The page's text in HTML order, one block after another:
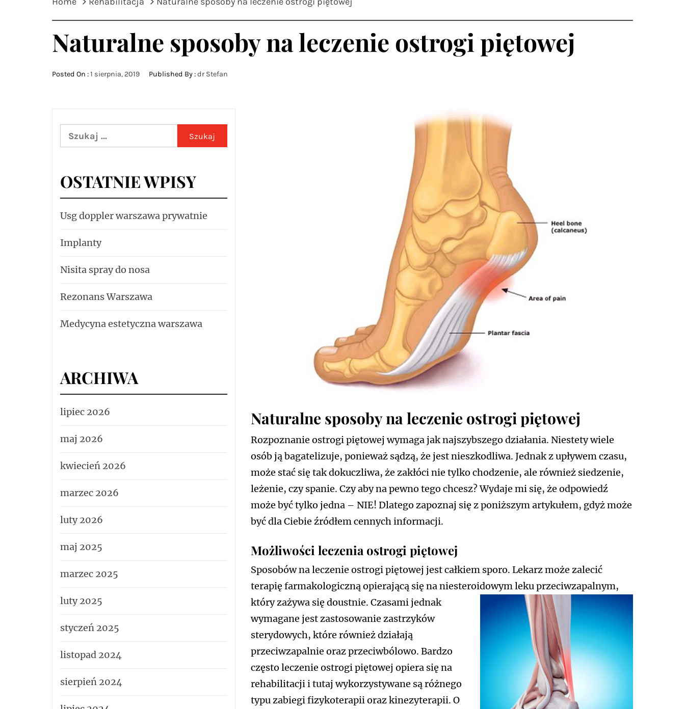
Naturalne sposoby na leczenie ostrogi piętowej
Posted On :1 sierpnia, 2019 Published By :dr Stefan
Naturalne sposoby na leczenie ostrogi piętowej
Rozpoznanie ostrogi piętowej wymaga jak najszybszego działania. Niestety wiele
osób ją bagatelizuje, ponieważ sądzą, że jest nieszkodliwa. Jednak z upływem czasu,
może stać się tak dokuczliwa, że zakłóci nie tylko chodzenie, ale również siedzenie,
leżenie, czy spanie. Czy aby na pewno tego chcesz? Wydaje mi się, że odpowiedź
może być tylko jedna – NIE! Dlatego zapoznaj się z poniższym artykułem, gdyż może
być dla Ciebie źródłem cennych informacji.
Możliwości leczenia ostrogi piętowej
Sposobów na leczenie ostrogi piętowej jest całkiem sporo. Lekarz może zalecić
terapię farmakologiczną opierającą się na niesteroidowym leku przeciwzapalnym,
który zażywa się doustnie. Czasamijednak
wymagane jest zastosowanie zastrzyków
sterydowych, które również działają
przeciwzapalnie oraz przeciwbólowo. Bardzo
często leczenie ostrogi piętowej opiera się na
rehabilitacji i tutaj wykorzystywane są różnego
typu zabiegi fizykoterapii oraz kinezyterapii. O
Szukaj:
OSTATNIE WPISY
Usg doppler warszawa prywatnie
Implanty
Nisita spray do nosa
Rezonans Warszawa
Medycyna estetyczna warszawa
ARCHIWA
lipiec 2026
maj 2026
kwiecień 2026
marzec 2026
luty 2026
maj 2025
marzec 2025
luty 2025
styczeń 2025
listopad 2024
sierpień 2024